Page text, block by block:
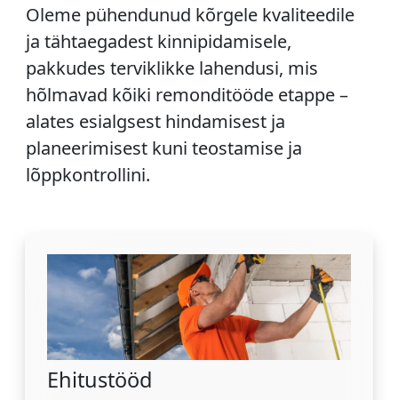
Oleme pühendunud kõrgele kvaliteedile
ja tähtaegadest kinnipidamisele,
pakkudes terviklikke lahendusi, mis
hõlmavad kõiki remonditööde etappe –
alates esialgsest hindamisest ja
planeerimisest kuni teostamise ja
lõppkontrollini.
Ehitustööd